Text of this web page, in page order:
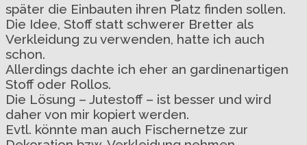
später die Einbauten ihren Platz finden sollen.
Die Idee, Stoff statt schwerer Bretter als
Verkleidung zu verwenden, hatte ich auch
schon.
Allerdings dachte ich eher an gardinenartigen
Stoff oder Rollos.
Die Lösung – Jutestoff – ist besser und wird
daher von mir kopiert werden.
Evtl. könnte man auch Fischernetze zur